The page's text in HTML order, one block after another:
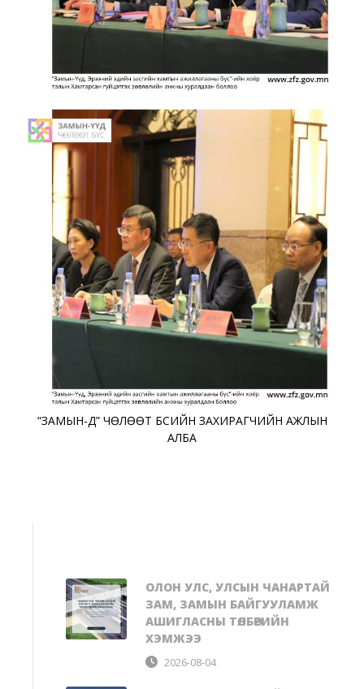
“ЗАМЫН-ҮҮД” ЧӨЛӨӨТ БҮСИЙН ЗАХИРАГЧИЙН АЖЛЫН
АЛБА
ОЛОН УЛС, УЛСЫН ЧАНАРТАЙ
ЗАМ, ЗАМЫН БАЙГУУЛАМЖ
АШИГЛАСНЫ ТӨЛБӨРИЙН
ХЭМЖЭЭ
2026-08-04